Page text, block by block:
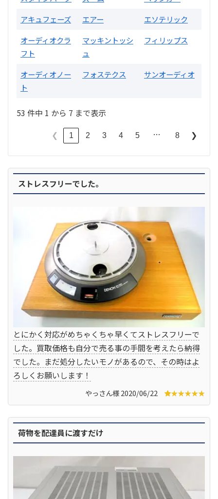
アキュフェーズ
エアー
エソテリック
オーディオクラ
フト
マッキントッシ
ュ
フィリップス
オーディオノー
ト
フォステクス サンオーディオ
53 件中 1 から 7 まで表示
❮ 1 2 3 4 5 … 8 ❯
ストレスフリーでした。
とにかく対応がめちゃくちゃ早くてストレスフリーで
した。買取価格も自分で売る事の手間を考えたら納得
でした。まだ処分したいモノがあるので、その時はよ
ろしくお願いします！
やっさん様 2020/06/22 ★★★★★
荷物を配達員に渡すだけ